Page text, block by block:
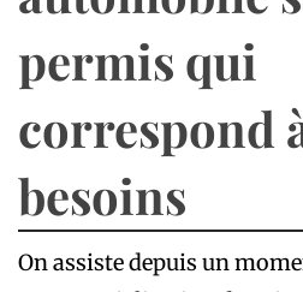
permis qui
correspond
besoins
On assiste depuis un